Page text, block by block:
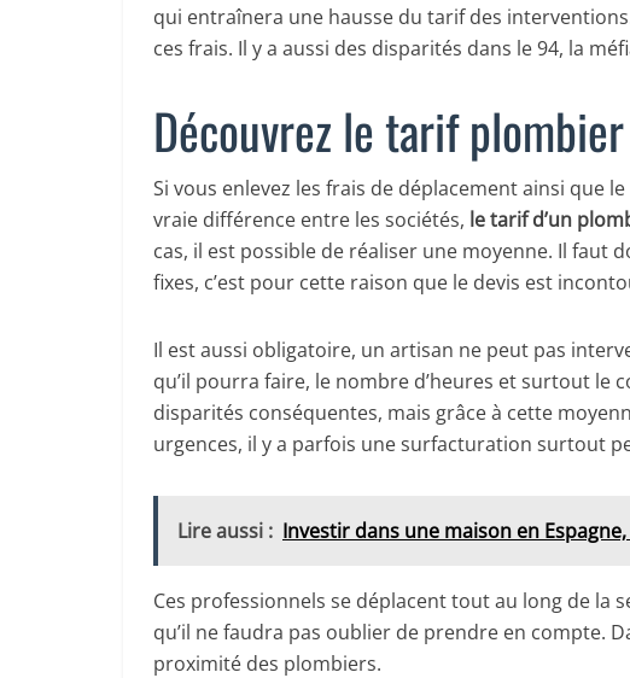
qui entraînera une hausse du tarif des
ces frais. Il y a aussi des disparités dans le 94, la
Découvrez le tarif
Si vous enlevez les frais de déplacement ainsi que
vraie différence entre les sociétés, le tarif d’un
cas, il est possible de réaliser une moyenne. Il faut
fixes, c’est pour cette raison que le devis est
Il est aussi obligatoire, un artisan ne peut pas
qu’il pourra faire, le nombre d’heures et surtout le
disparités conséquentes, mais grâce à cette
urgences, il y a parfois une surfacturation surtout
Lire aussi : Investir dans une maison en
Ces professionnels se déplacent tout au long de la
qu’il ne faudra pas oublier de prendre en compte.
proximité des plombiers.